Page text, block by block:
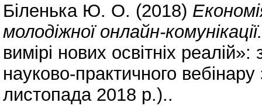
Біленька Ю. О. (2018)
молодіжної онлайн-комунікації.
вимірі нових освітніх
науково-практичного
листопада 2018 р.)..